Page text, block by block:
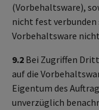
(Vorbehaltsware),
nicht fest verbunden
Vorbehaltsware
9.2 Bei Zugriffen
auf die
Eigentum des
unverzüglich